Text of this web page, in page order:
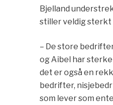
Bjelland
stiller veldig sterkt
– De store
og Aibel har
det er også en
bedrifter,
som lever som